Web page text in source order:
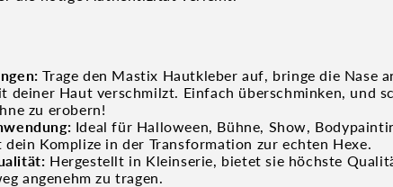
Trage den Mastix Hautkleber auf, bringe die Nase
deiner Haut verschmilzt. Einfach überschminken, und
zu erobern!
Ideal für Halloween, Bühne, Show,
dein Komplize in der Transformation zur echten Hexe.
Hergestellt in Kleinserie, bietet sie höchste
angenehm zu tragen.